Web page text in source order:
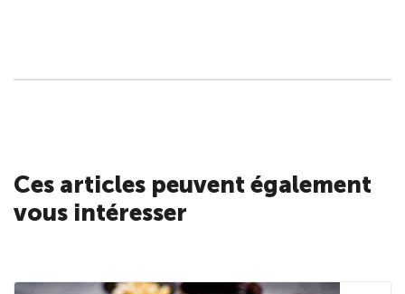
Ces articles peuvent également
vous intéresser